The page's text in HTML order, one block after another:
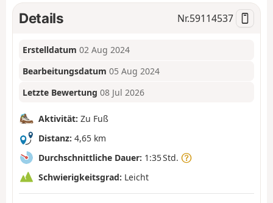
n
Details Nr.59114537
Erstelldatum 02 Aug 2024
Bearbeitungsdatum 05 Aug 2024
Letzte Bewertung 08 Jul 2026
Aktivität: Zu Fuß
Distanz: 4,65 km
Durchschnittliche Dauer: 1:35 Std.
Schwierigkeitsgrad: Leicht